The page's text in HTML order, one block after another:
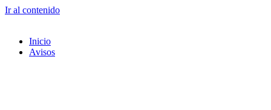
Ir al contenido
Inicio
Avisos